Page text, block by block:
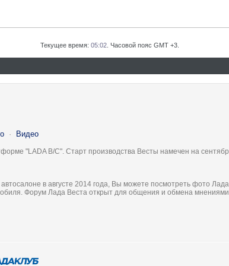
Текущее время: 05:02 . Часовой пояс GMT +3.
· Видео
"LADA B/C". Старт производства Весты намечен на
в августе 2014 года, Вы можете посмотреть фото
Форум Лада Веста открыт для общения и обмена